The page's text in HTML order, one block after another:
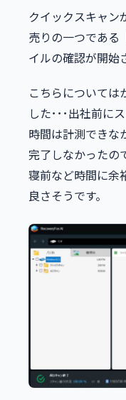
クイックスキャ
売りの一つである
イルの確認が開始
こちらについては
した･･･出社前に
時間は計測できな
完了しなかったの
寝前など時間に余
良さそうです。